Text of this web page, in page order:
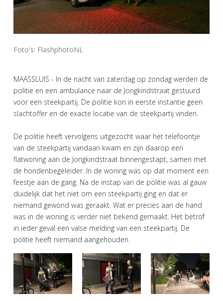
Foto's: FlashphotoNL
MAASSLUIS - In de nacht van zaterdag op zondag werden de
politie en een ambulance naar de Jongkindstraat gestuurd
voor een steekpartij. De politie kon in eerste instantie geen
slachtoffer en de exacte locatie van de steekpartij vinden.
De politie heeft vervolgens uitgezocht waar het telefoontje
van de steekpartij vandaan kwam en zijn daarop een
flatwoning aan de Jongkindstraat binnengestapt, samen met
de hondenbegeleider. In de woning was op dat moment een
feestje aan de gang. Na de instap van de politie was al gauw
duidelijk dat het niet om een steekpartij ging en dat er
niemand gewond was geraakt. Wat er precies aan de hand
was in de woning is verder niet bekend gemaakt. Het betrof
in ieder geval een valse melding van een steekpartij. De
politie heeft niemand aangehouden.